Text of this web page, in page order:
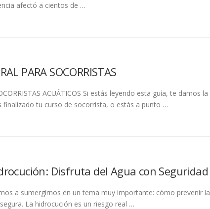
afectó a cientos de …
PARA SOCORRISTAS
ACUÁTICOS Si estás leyendo esta guía, te damos la
finalizado tu curso de socorrista, o estás a punto …
Disfruta del Agua con Seguridad
a sumergirnos en un tema muy importante: cómo prevenir la
La hidrocución es un riesgo real …